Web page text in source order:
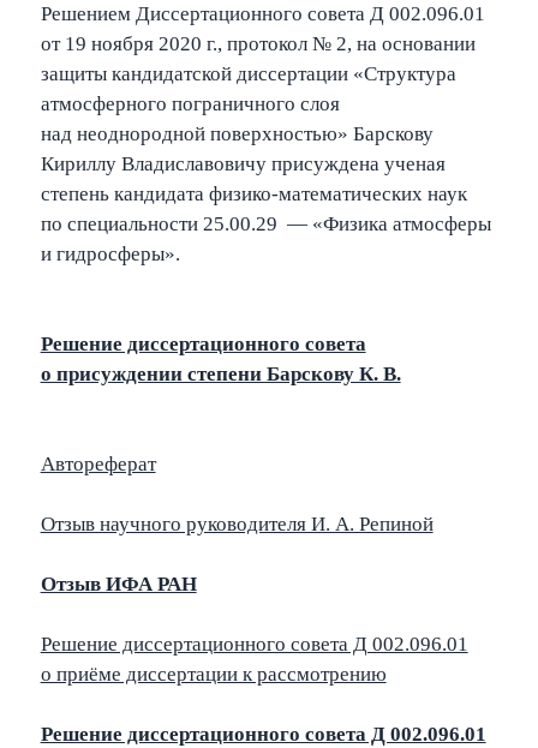
Решением Диссертационного совета Д 002.096.01
от 19 ноября 2020 г., протокол № 2, на основании
защиты кандидатской диссертации «Структура
атмосферного пограничного слоя
над неоднородной поверхностью» Барскову
Кириллу Владиславовичу присуждена ученая
степень кандидата физико-математических наук
по специальности 25.00.29 — «Физика атмосферы
и гидросферы».
Решение диссертационного совета
о присуждении степени Барскову К. В.
Автореферат
Отзыв научного руководителя И. А. Репиной
Отзыв ИФА РАН
Решение диссертационного совета Д 002.096.01
о приёме диссертации к рассмотрению
Решение диссертационного совета Д 002.096.01